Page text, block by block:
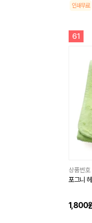
인쇄무료
61
상품번호
포그니
1,800